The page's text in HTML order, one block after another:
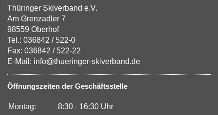
Thüringer Skiverband e.V.
Am Grenzadler 7
98559 Oberhof
Tel.: 036842 / 522-0
Fax: 036842 / 522-22
E-Mail: info@thueringer-skiverband.de
Öffnungszeiten der Geschäftsstelle
Montag:
8:30 - 16:30 Uhr